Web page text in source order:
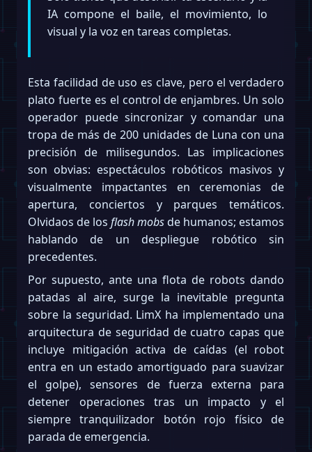
IA compone el baile, el movimiento, lo
visual y la voz en tareas completas.
Esta facilidad de uso es clave, pero el verdadero
plato fuerte es el control de enjambres. Un solo
operador puede sincronizar y comandar una
tropa de más de 200 unidades de Luna con una
precisión de milisegundos. Las implicaciones
son obvias: espectáculos robóticos masivos y
visualmente impactantes en ceremonias de
apertura, conciertos y parques temáticos.
Olvidaos de los flash mobsde humanos; estamos
hablando de un despliegue robótico sin
precedentes.
Por supuesto, ante una flota de robots dando
patadas al aire, surge la inevitable pregunta
sobre la seguridad. LimX ha implementado una
arquitectura de seguridad de cuatro capas que
incluye mitigación activa de caídas (el robot
entra en un estado amortiguado para suavizar
el golpe), sensores de fuerza externa para
detener operaciones tras un impacto y el
siempre tranquilizador botón rojo físico de
parada de emergencia.